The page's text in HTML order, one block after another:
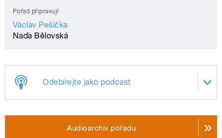
Pořad připravují
Václav Pešička
Naďa Bělovská
Odebírejte jako podcast
Audioarchiv pořadu